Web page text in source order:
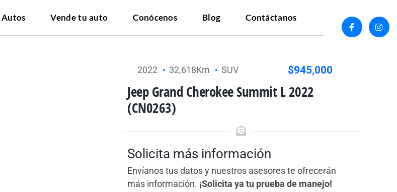
Vende tu auto Conócenos Blog Contáctanos
2022 32,618Km SUV $945,000
Jeep Grand Cherokee Summit L 2022
(CN0263)
Solicita más información
Envíanos tus datos y nuestros asesores te ofrecerán
más información. ¡Solicita ya tu prueba de manejo!